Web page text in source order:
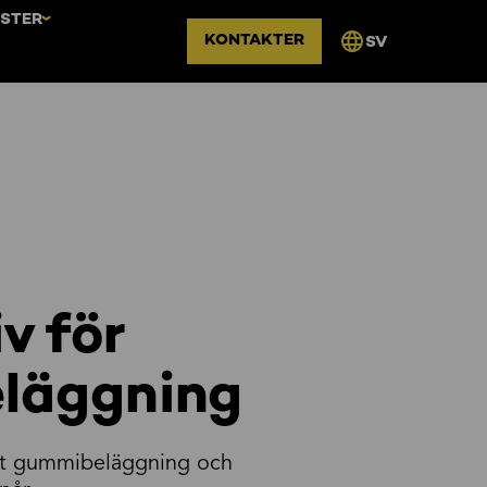
KONTAKTER
SV
för
gummibeläggning och